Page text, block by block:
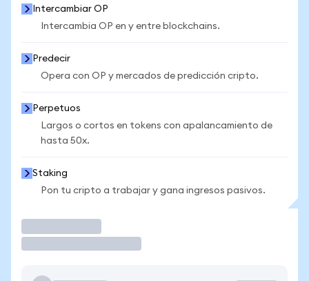
Intercambiar OP
Intercambia OP en y entre blockchains.
Predecir
Opera con OP y mercados de predicción cripto.
Perpetuos
Largos o cortos en tokens con apalancamiento de
hasta 50x.
Staking
Pon tu cripto a trabajar y gana ingresos pasivos.